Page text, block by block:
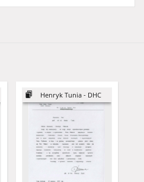
Henryk Tunia - DHC